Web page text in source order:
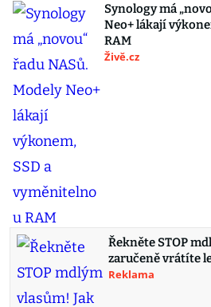
Synology má
Neo+ lákají
RAM
Živě.cz
Řekněte STOP
zaručeně vrátíte
Reklama